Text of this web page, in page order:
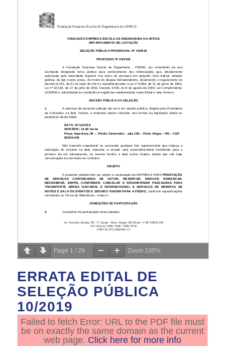
Page 1 / 29 Zoom 100%
ERRATA EDITAL DE
SELEÇÃO PÚBLICA
10/2019
Failed to fetch Error: URL to the PDF file must
be on exactly the same domain as the current
web page. Click here for more info